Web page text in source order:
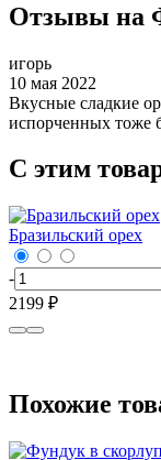
Отзывы на
игорь
10 мая 2022
Вкусные сладкие
испорченных тоже
С этим
Бразильский орех
-
2199 ₽
Похожие